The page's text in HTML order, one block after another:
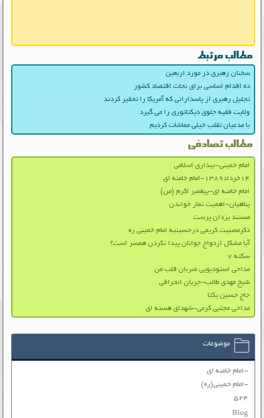
مطالب مرتبط
سخنان رهبری در مورد اربعین
ده اقدام اساسی برای نجات اقتصاد کشور
تجلیل رهبری از پاسدارانی که آمریکا را تحقیر کردند
ولایت فقیه جلوی دیکتاتوری را می گیرد
با مدعیان تقلب خیلی مماشات کردیم
مطالب تصادفی
امام خمینی-بیداری اسلامی
۱۴خرداد۱۳۸۹-امام خامنه ای
امام خامنه ای-پیغمبر اکرم (ص)
پناهیان-اهمیت نماز خواندن
مستند یزدان پرست
ذکرمصیبت کریمی درحسینیه امام خمینی ره
آیا مشکل ازدواج جوانان پیدا نکردن همسر است؟
سکته ۷
مداحی استودیویی ضربان قلب من
شیخ مهدی طائب-جریان انحرافی
حاج حسین یکتا
مداحی مجتبی کرمی-شهدای هسته ای
موضوعات
-امام خامنه ای
-امام خمینی(ره)
۵۲۴
Blog